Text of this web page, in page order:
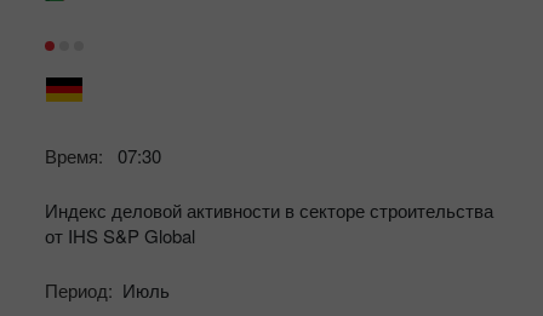
Время: 07:30
Индекс деловой активности в секторе строительства
от IHS S&P Global
Период: Июль